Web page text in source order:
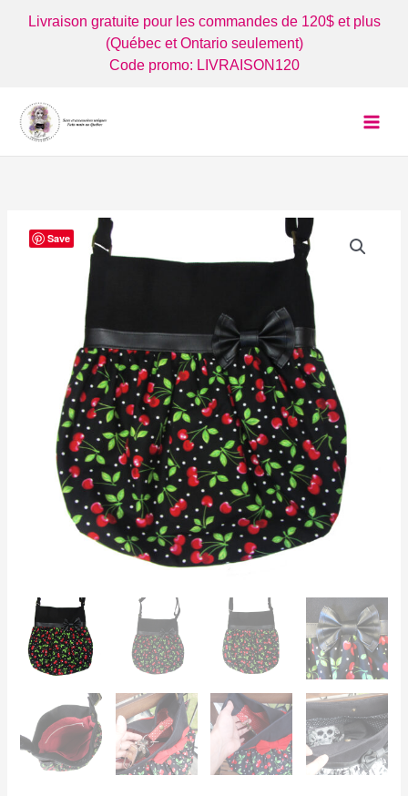
Livraison gratuite pour les commandes de 120$ et plus
(Québec et Ontario seulement)
Code promo: LIVRAISON120
Save